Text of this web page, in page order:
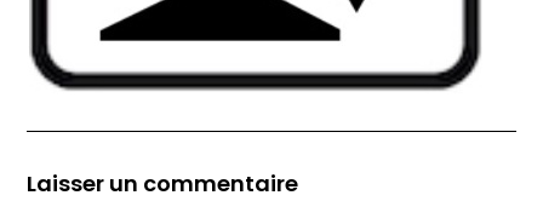
Laisser un commentaire